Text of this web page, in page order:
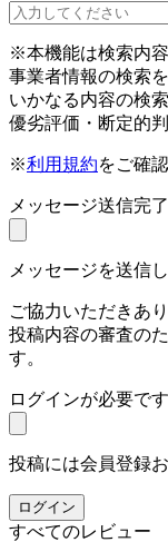
※本機能は検索内
事業者情報の検索
いかなる内容の検
優劣評価・断定的
※利用規約をご確
メッセージ送信完了
メッセージを送信
ご協力いただきあ
投稿内容の審査の
す。
ログインが必要です
投稿には会員登録
ログイン
すべてのレビュー